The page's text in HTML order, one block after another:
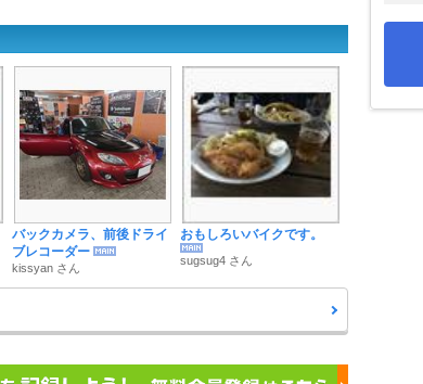
バックカメラ、前後ドライ
ブレコーダー
kissyan さん
おもしろいバイクです。
sugsug4 さん